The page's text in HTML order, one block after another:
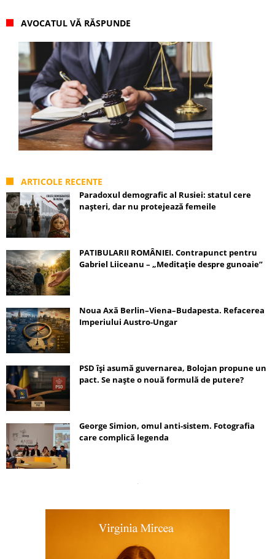
AVOCATUL VĂ RĂSPUNDE
ARTICOLE RECENTE
Paradoxul demografic al Rusiei: statul cere
nașteri, dar nu protejează femeile
PATIBULARII ROMÂNIEI. Contrapunct pentru
Gabriel Liiceanu – „Meditație despre gunoaie”
Noua Axă Berlin–Viena–Budapesta. Refacerea
Imperiului Austro-Ungar
PSD își asumă guvernarea, Bolojan propune un
pact. Se naște o nouă formulă de putere?
George Simion, omul anti-sistem. Fotografia
care complică legenda